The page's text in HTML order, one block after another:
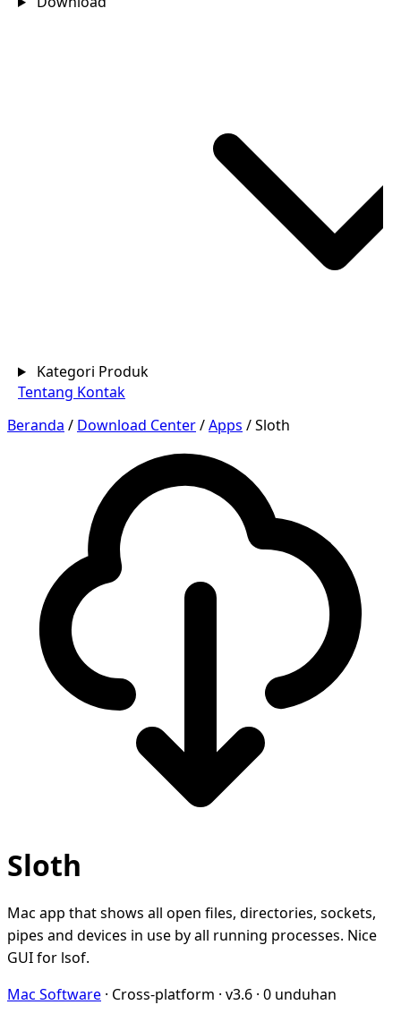
Kategori Produk
Tentang Kontak
Beranda / Download Center/Apps /Sloth
Sloth
Mac app that shows all open files, directories, sockets,
pipes and devices in use by all running processes. Nice
GUI for lsof.
Mac Software · Cross-platform · v3.6 · 0 unduhan